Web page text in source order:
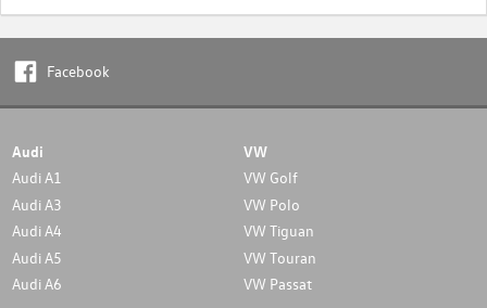
Facebook
Audi
Audi A1
Audi A3
Audi A4
Audi A5
Audi A6
VW
VW Golf
VW Polo
VW Tiguan
VW Touran
VW Passat